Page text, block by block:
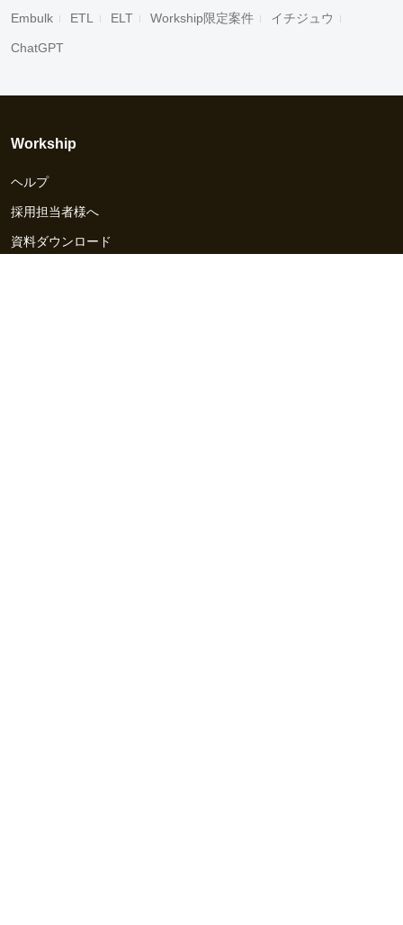
Embulk ETL ELT Workship限定案件 イチジュウ
ChatGPT
Workship
ヘルプ
採用担当者様へ
資料ダウンロード